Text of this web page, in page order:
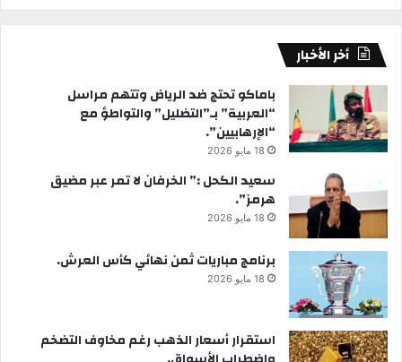
أخر الأخبار
باماكو تحتج ضد الرياض وتتهم مراسل
“العربية” بـ”التضليل” والتواطؤ مع
“الإرهابيين”.
18 مايو 2026
سعيد الكحل :” الخرفان لا تمر عبر مضيق
هرمز”.
18 مايو 2026
برنامج مباريات ثمن نهائي كأس العرش.
18 مايو 2026
استقرار أسعار الذهب رغم مخاوف التضخم